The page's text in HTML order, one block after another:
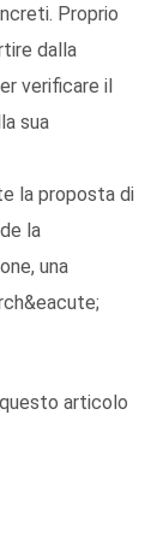
Proprio
dalla
verificare il
sua
la proposta di
la
una
articolo